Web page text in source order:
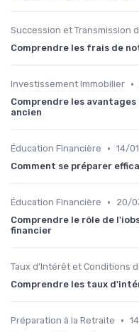
Succession et Transmission
Comprendre les frais de
Investissement Immobilier •
Comprendre les
ancien
Éducation Financière • 14/
Comment se préparer
Éducation Financière •
20/
Comprendre le rôle de
financier
Taux d'Intérêt et Conditions
Comprendre les taux
Préparation à la Retraite •